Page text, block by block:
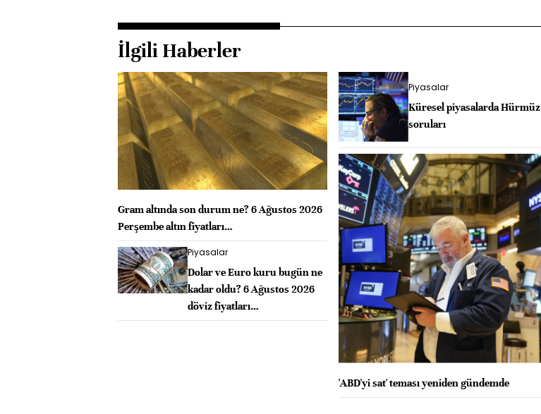
İlgili Haberler
Gram altında son durum ne? 6 Ağustos 2026
Perşembe altın fiyatları…
Piyasalar
Dolar ve Euro kuru bugün ne
kadar oldu? 6 Ağustos 2026
döviz fiyatları…
'ABD'yi sat' teması yeniden gündemde
Piyasalar
Küresel piyasalarda Hürmüz
soruları